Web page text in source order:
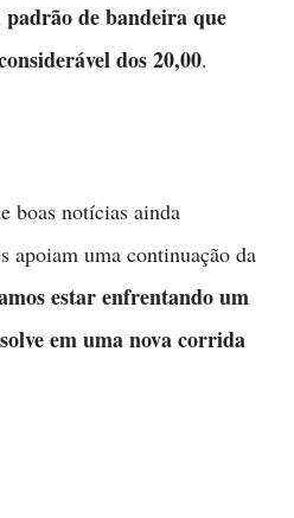
de bandeira que
dos 20,00.
boas notícias ainda
apoiam uma continuação da
estar enfrentando um
em uma nova corrida